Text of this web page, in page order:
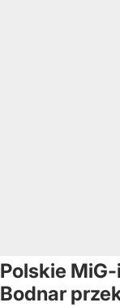
Polskie
Bodnar